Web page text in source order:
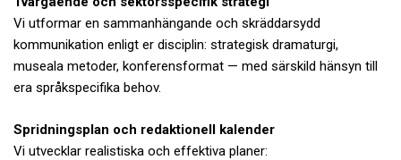
Vi utformar en sammanhängande och skräddarsydd
kommunikation enligt er disciplin: strategisk dramaturgi,
museala metoder, konferensformat — med särskild hänsyn till
era språkspecifika behov.
Spridningsplan och redaktionell kalender
Vi utvecklar realistiska och effektiva planer: